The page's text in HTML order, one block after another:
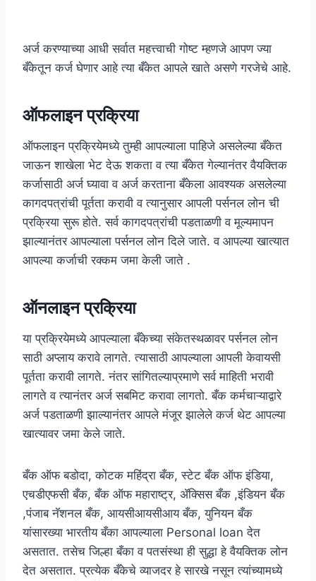
अर्ज करण्याच्या आधी सर्वात महत्त्वाची गोष्ट म्हणजे आपण ज्या
बँकेतून कर्ज घेणार आहे त्या बँकेत आपले खाते असणे गरजेचे आहे.
ऑफलाइन प्रक्रिया
ऑफलाइन प्रक्रियेमध्ये तुम्ही आपल्याला पाहिजे असलेल्या बँकेत
जाऊन शाखेला भेट देऊ शकता व त्या बँकेत गेल्यानंतर वैयक्तिक
कर्जासाठी अर्ज घ्यावा व अर्ज करताना बँकेला आवश्यक असलेल्या
कागदपत्रांची पूर्तता करावी व त्यानुसार आपली पर्सनल लोन ची
प्रक्रिया सुरू होते. सर्व कागदपत्रांची पडताळणी व मूल्यमापन
झाल्यानंतर आपल्याला पर्सनल लोन दिले जाते. व आपल्या खात्यात
आपल्या कर्जाची रक्कम जमा केली जाते .
ऑनलाइन प्रक्रिया
या प्रक्रियेमध्ये आपल्याला बँकेच्या संकेतस्थळावर पर्सनल लोन
साठी अप्लाय करावे लागते. त्यासाठी आपल्याला आपली केवायसी
पूर्तता करावी लागते. नंतर सांगितल्याप्रमाणे सर्व माहिती भरावी
लागते व त्यानंतर अर्ज सबमिट करावा लागतो. बँक कर्मचाऱ्याद्वारे
अर्ज पडताळणी झाल्यानंतर आपले मंजूर झालेले कर्ज थेट आपल्या
खात्यावर जमा केले जाते.
बँक ऑफ बडोदा, कोटक महिंद्रा बँक, स्टेट बँक ऑफ इंडिया,
एचडीएफसी बँक, बँक ऑफ महाराष्ट्र, ॲक्सिस बँक ,इंडियन बँक
,पंजाब नॅशनल बँक, आयसीआयसीआय बँक, युनियन बँक
यांसारख्या भारतीय बँका आपल्याला Personal loan देत
असतात. तसेच जिल्हा बँका व पतसंस्था ही सुद्धा हे वैयक्तिक लोन
देत असतात. प्रत्येक बँकेचे व्याजदर हे सारखे नसून त्यांच्यामध्ये